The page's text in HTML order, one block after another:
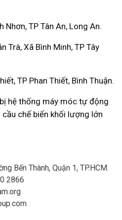
Nhơn, TP Tân An, Long An.
Trà, Xã Bình Minh, TP Tây
TP Phan Thiết, Bình Thuận.
hệ thống máy móc tự động
chế biến khối lượng lớn
Bến Thành, Quận 1, TP.HCM.
2866